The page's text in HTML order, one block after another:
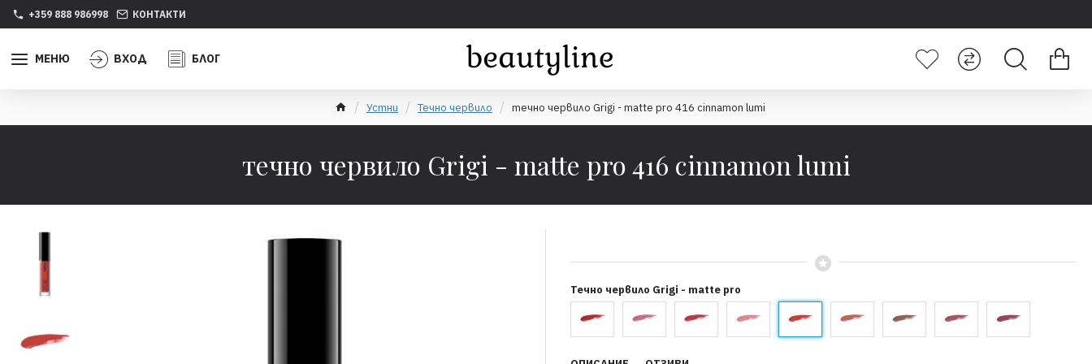
+359 888 986998 КОНТАКТИ
МЕНЮ ВХОД БЛОГ
Устни Течно червило течно червило Grigi - matte pro 416 cinnamon lumi
течно червило Grigi - matte pro 416 cinnamon lumi
Течно червило Grigi - matte pro